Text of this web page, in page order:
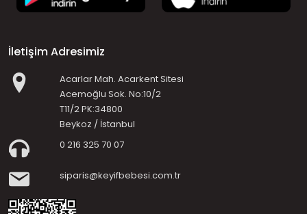
İletişim Adresimiz
Acarlar Mah. Acarkent Sitesi
Acemoğlu Sok. No:10/2
T11/2 PK:34800
Beykoz / İstanbul
0 216 325 70 07
siparis@keyifbebesi.com.tr